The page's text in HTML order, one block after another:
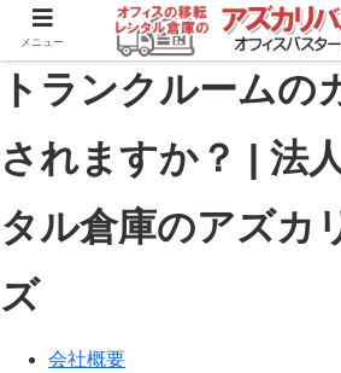
トランクルームの
されますか？ | 法
タル倉庫のアズカ
ズ
会社概要
メニュー